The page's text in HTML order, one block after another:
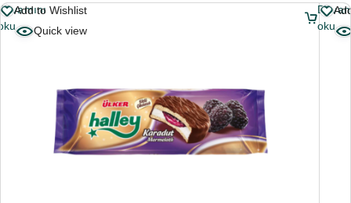
Add to Wishlist
Quick view
oku